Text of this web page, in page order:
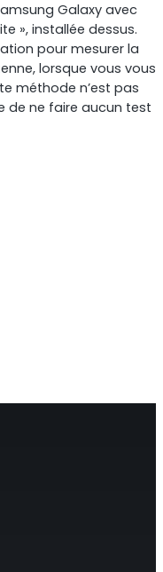
Galaxy avec
», installée dessus.
pour mesurer la
lorsque vous vous
méthode n’est pas
de ne faire aucun test